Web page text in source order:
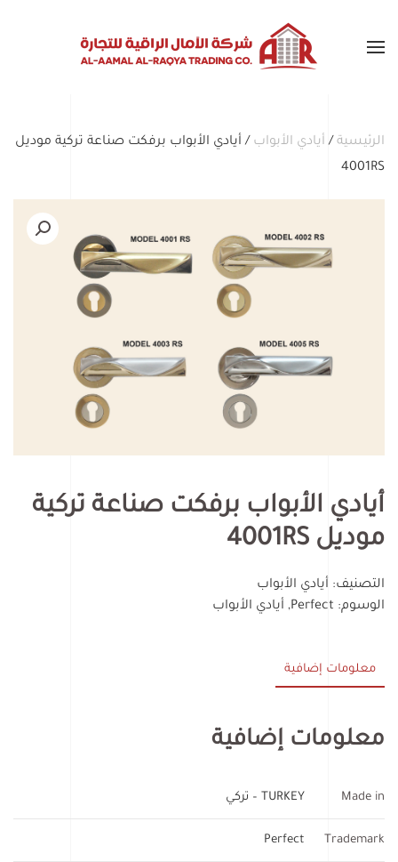
Skip to main content
الرئيسية / أيادي الأبواب / أيادي الأبواب برفكت صناعة تركية موديل
4001RS
أيادي الأبواب برفكت صناعة تركية
موديل 4001RS
التصنيف: أيادي الأبواب
الوسوم: Perfect
, أيادي الأبواب
معلومات إضافية
معلومات إضافية
Made in TURKEY – تركي
Trademark
Perfect